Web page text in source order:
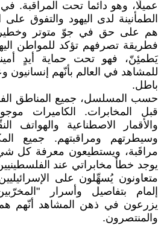
عميلًا، وهو دائما تحت المراقبة.
الطمأنينة لدى اليهود والتفوق على
هم على حق في جوّ متوتر وخطير
فطريقة تصرفهم تؤكد للمواطن
يَطمئِنّ، فهو تحت حماية أيدٍ
للمشاهد في العالم بأنّهم
باطل.
حسب المسلسل، جميع المناطق
قبل المخابرات. الكاميرات
والأقمار الاصطناعية والهواتف
وسيطرتهم ومراقبتهم. جميع
مراقَبة، ويستطيعون معرفة كل
يوجد خطأ مخابراتي عند
متعاونون يُسهِّلون على
إلمام بتفاصيل وأسرار
يزرعون في ذهن المشاهد أنّهم هم
والمنتصرون.